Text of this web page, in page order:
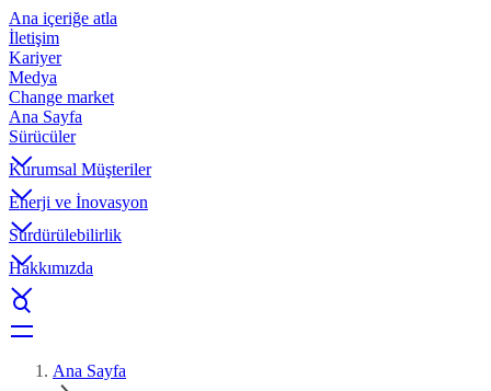
Ana içeriğe atla
İletişim
Kariyer
Medya
Change market
Ana Sayfa
Sürücüler
Kurumsal Müşteriler
Enerji ve İnovasyon
Sürdürülebilirlik
Hakkımızda
Ana Sayfa